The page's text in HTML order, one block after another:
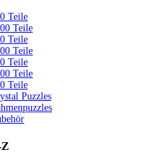
Teile
Teile
Teile
Teile
Teile
Teile
Teile
Puzzles